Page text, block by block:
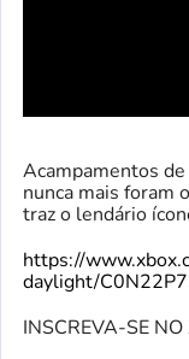
Acampamentos
nunca mais foram
traz o lendário
https://
daylight/
INSCREVA-SE NO